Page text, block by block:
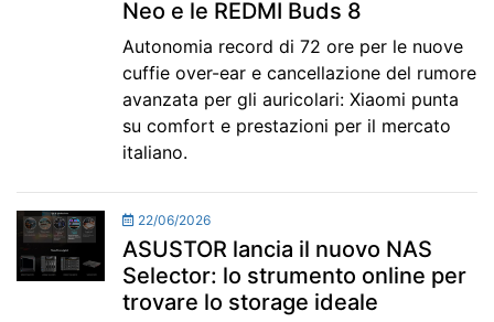
Neo e le REDMI Buds 8
Autonomia record di 72 ore per le nuove
cuffie over-ear e cancellazione del rumore
avanzata per gli auricolari: Xiaomi punta
su comfort e prestazioni per il mercato
italiano.
22/06/2026
ASUSTOR lancia il nuovo NAS
Selector: lo strumento online per
trovare lo storage ideale